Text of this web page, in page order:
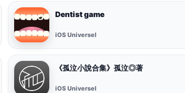
Dentist game
iOS Universel
《孤泣小說合集》孤泣◎著
iOS Universel